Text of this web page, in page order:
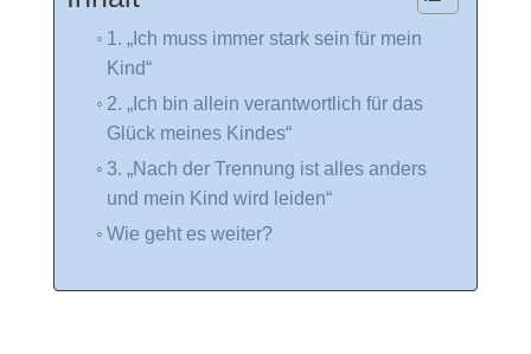
1. „Ich muss immer stark sein für mein
Kind“
2. „Ich bin allein verantwortlich für das
Glück meines Kindes“
3. „Nach der Trennung ist alles anders
und mein Kind wird leiden“
Wie geht es weiter?